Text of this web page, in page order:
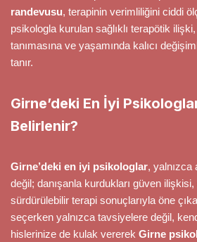
randevusu, terapinin verimliliğini ciddi
psikologla kurulan sağlıklı terapötik
tanımasına ve yaşamında kalıcı
tanır.
Girne’deki En İyi
Belirlenir?
Girne’deki en iyi psikologlar, yalnızca
değil; danışanla kurdukları güven
sürdürülebilir terapi sonuçlarıyla öne
seçerken yalnızca tavsiyelere değil,
hislerinize de kulak vererek Girne